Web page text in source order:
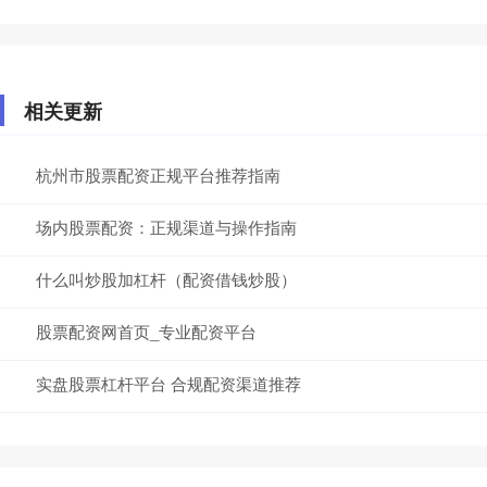
相关更新
杭州市股票配资正规平台推荐指南
场内股票配资：正规渠道与操作指南
什么叫炒股加杠杆（配资借钱炒股）
股票配资网首页_专业配资平台
实盘股票杠杆平台 合规配资渠道推荐